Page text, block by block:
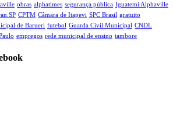
obras alphatimes segurança pública Iguatemi Alphaville
CPTM Câmara de Itapevi‬ SPC Brasil gratuito
de Barueri futebol Guarda Civil Municipal CNDL
empregos rede municipal de ensino tambore